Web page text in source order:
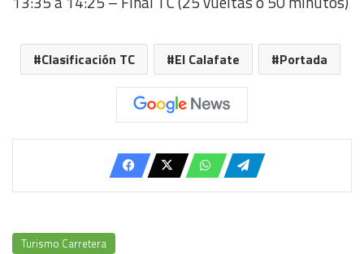
Clasificación TC El Calafate Portada